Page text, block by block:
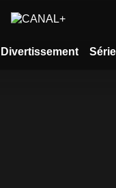
Divertissement